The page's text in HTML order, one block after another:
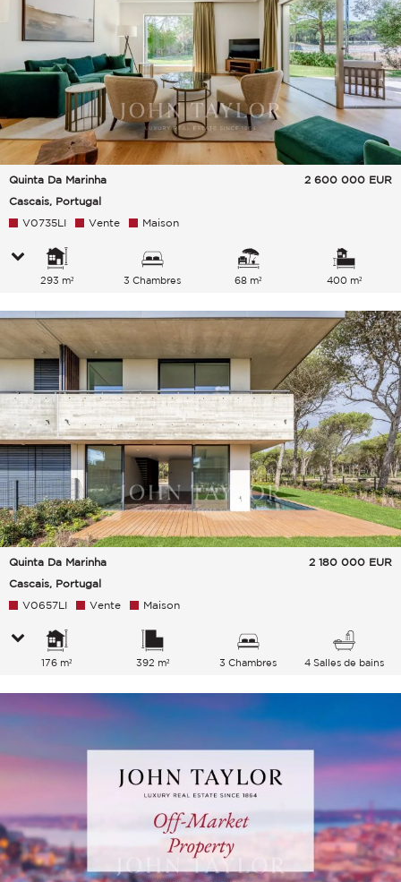
Quinta Da Marinha
Cascais, Portugal
2 600 000 EUR
V0735LI Vente Maison
293 m² 3 Chambres 68 m² 400 m²
Quinta Da Marinha
Cascais, Portugal
2 180 000 EUR
V0657LI Vente Maison
176 m² 392 m² 3 Chambres 4 Salles de bains